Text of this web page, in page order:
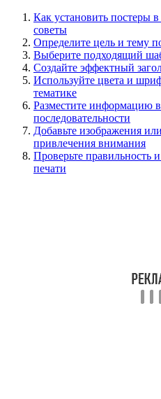
Как установить постеры
советы
Определите цель и тему
Выберите подходящий
Создайте эффектный
Используйте цвета и
тематике
Разместите информацию
последовательности
Добавьте изображения
привлечения внимания
Проверьте правильность
печати